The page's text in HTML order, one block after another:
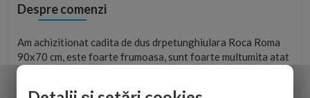
Despre comenzi
Am achizitionat cadita de dus drpetunghiulara Roca Roma
90x70 cm, este foarte frumoasa, sunt foarte multumita atat
de personalul firmei dvs. cu care am colaborat in obtinerea